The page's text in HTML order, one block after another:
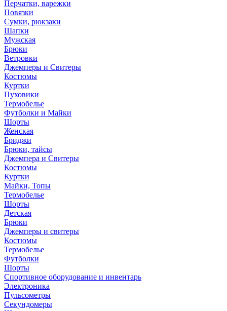
Перчатки, варежки
Повязки
Сумки, рюкзаки
Шапки
Мужская
Брюки
Ветровки
Джемперы и Свитеры
Костюмы
Куртки
Пуховики
Термобелье
Футболки и Майки
Шорты
Женская
Бриджи
Брюки, тайсы
Джемпера и Свитеры
Костюмы
Куртки
Майки, Топы
Термобелье
Шорты
Детская
Брюки
Джемперы и свитеры
Костюмы
Термобелье
Футболки
Шорты
Спортивное оборудование и инвентарь
Электроника
Пульсометры
Секундомеры